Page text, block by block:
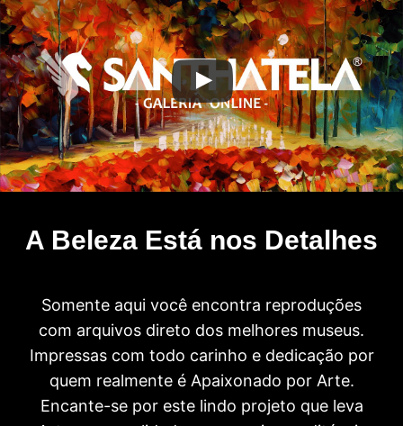
A Beleza Está nos Detalhes
Somente aqui você encontra reproduções
com arquivos direto dos melhores museus.
Impressas com todo carinho e dedicação por
quem realmente é Apaixonado por Arte.
Encante-se por este lindo projeto que leva